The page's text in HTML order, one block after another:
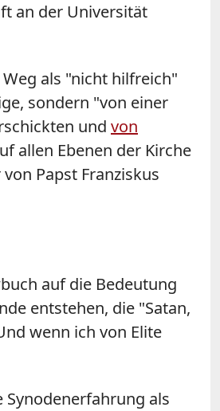
an der Universität
als "nicht hilfreich"
sondern "von einer
und von
allen Ebenen der Kirche
Papst Franziskus
auf die Bedeutung
entstehen, die "Satan,
wenn ich von Elite
Synodenerfahrung als